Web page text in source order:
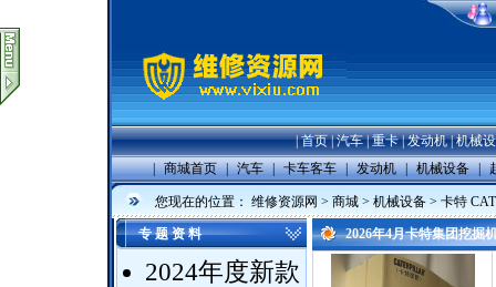
|首页|汽车|重卡|发动机|机械
| 商城首页 | 汽车 | 卡车客车 | 发动机 | 机械设备 |
您现在的位置： 维修资源网 > 商城 > 机械设备 > 卡特 CAT
专 题 资 料
2024年度新款
2026年4月卡特集团挖掘